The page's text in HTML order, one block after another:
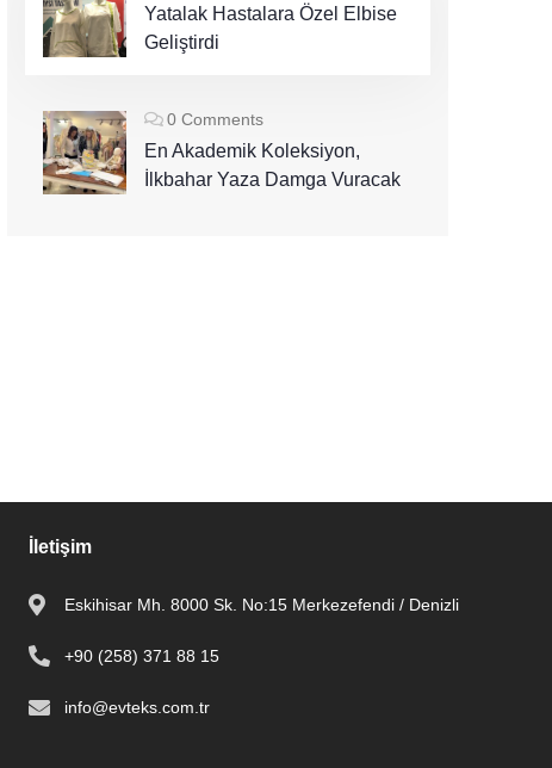
Yatalak Hastalara Özel Elbise
Geliştirdi
0 Comments
En Akademik Koleksiyon,
İlkbahar Yaza Damga Vuracak
İletişim
Eskihisar Mh. 8000 Sk. No:15 Merkezefendi / Denizli
+90 (258) 371 88 15
info@evteks.com.tr